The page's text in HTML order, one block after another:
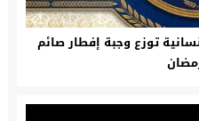
توزع وجبة إفطار صائم